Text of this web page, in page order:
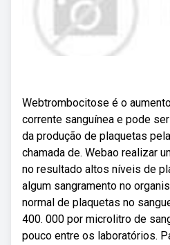
Webtrombocitose é o
corrente sanguínea e pode
da produção de plaquetas
chamada de. Webao realizar
no resultado altos níveis de
algum sangramento no
normal de plaquetas no
400. 000 por microlitro de
pouco entre os laboratórios.